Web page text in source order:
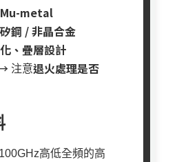
Mu-metal
矽鋼 /非晶合金
、疊層設計
注意退火處理是否
高低全頻的高